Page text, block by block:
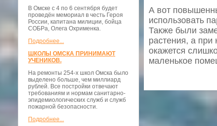
В Омске с 4 по 6 сентября будет
проведён мемориал в честь Героя
России, капитана милиции, бойца
СОБРа, Олега Охрименка.
Подробнее...
ШКОЛЫ ОМСКА ПРИНИМАЮТ
УЧЕНИКОВ.
На ремонты 254-х школ Омска было
выделено больше, чем миллиард
рублей. Все постройки отвечают
требованиям и нормам санитарно-
эпидемиологических служб и служб
пожарной безопасности.
Подробнее...
А вот
использовать
Также были
растения, а
окажется
маленькое